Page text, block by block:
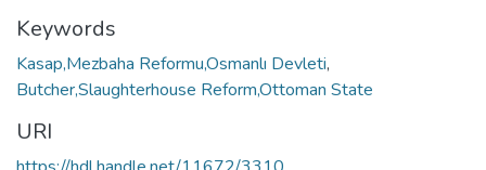
Keywords
Kasap,Mezbaha Reformu,Osmanlı Devleti,
Butcher,Slaughterhouse Reform,Ottoman State
URI